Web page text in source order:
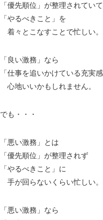
「優先順位」が整理されていて
「やるべきこと」を
着々とこなすことで忙しい。
「良い激務」なら
「仕事を追いかけている充実
心地いいかもしれません。
でも・・・
「悪い激務」とは
「優先順位」が整理されず
「やるべきこと」に
手が回らないくらい忙しい。
「悪い激務」なら